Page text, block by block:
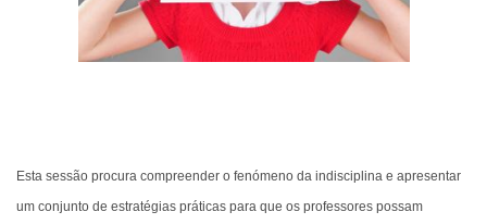
Esta sessão procura compreender o fenómeno da indisciplina e apresentar
um conjunto de estratégias práticas para que os professores possam